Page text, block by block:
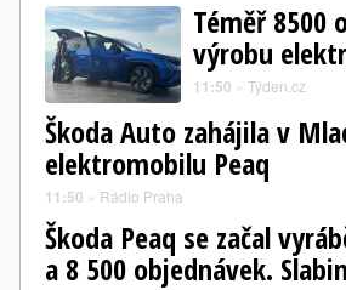
Téměř 8500
výrobu
11:50 » Týden.cz
Škoda Auto zahájila v
elektromobilu Peaq
11:50 » Rádio Praha
Škoda Peaq se začal
a 8 500 objednávek.